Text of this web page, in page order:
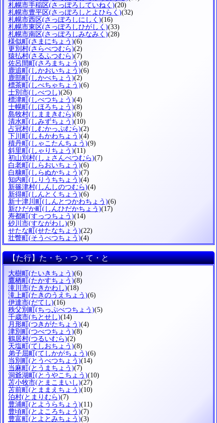
札幌市手稲区(さっぽろしていねく)(20)
札幌市豊平区(さっぽろしとよひらく)(32)
札幌市西区(さっぽろしにしく)(16)
札幌市東区(さっぽろしひがしく)(33)
札幌市南区(さっぽろしみなみく)(28)
様似町 (さまにちょう)(6)
更別村(さらべつむら)(2)
猿払村(さるふつむら)(7)
佐呂間町 (さろまちょう)(8)
鹿追町 (しかおいちょう)(6)
鹿部町 (しかべちょう)(2)
標茶町 (しべちゃちょう)(6)
士別市(しべつし)(26)
標津町 (しべつちょう)(4)
士幌町 (しほろちょう)(8)
島牧村(しままきむら)(8)
清水町 (しみずちょう)(10)
占冠村(しむかっぷむら)(2)
下川町 (しもかわちょう)(4)
積丹町 (しゃこたんちょう)(9)
斜里町 (しゃりちょう)(11)
初山別村(しょさんべつむら)(7)
白老町 (しらおいちょう)(6)
白糠町 (しらぬかちょう)(7)
知内町 (しりうちちょう)(4)
新篠津村(しんしのつむら)(4)
新得町 (しんとくちょう)(6)
新十津川町 (しんとつかわちょう)(6)
新ひだか町 (しんひだかちょう)(17)
寿都町 (すっつちょう)(14)
砂川市(すながわし)(9)
せたな町 (せたなちょう)(22)
壮瞥町 (そうべつちょう)(4)
【た行】た・ち・つ・て・と
大樹町(たいきちょう)(6)
鷹栖町(たかすちょう)(8)
滝川市(たきかわし)(18)
滝上町(たきのうえちょう)(6)
伊達市(だてし)(16)
秩父別町(ちっぷべつちょう)(5)
千歳市(ちとせし)(14)
月形町(つきがたちょう)(4)
津別町(つべつちょう)(8)
鶴居村(つるいむら)(2)
天塩町(てしおちょう)(8)
弟子屈町(てしかがちょう)(6)
当別町(とうべつちょう)(14)
当麻町(とうまちょう)(7)
洞爺湖町(とうやこちょう)(10)
苫小牧市(とまこまいし)(27)
苫前町(とままえちょう)(10)
泊村(とまりむら)(7)
豊浦町(とようらちょう)(11)
豊頃町(とよころちょう)(7)
豊富町(とよとみちょう)(3)